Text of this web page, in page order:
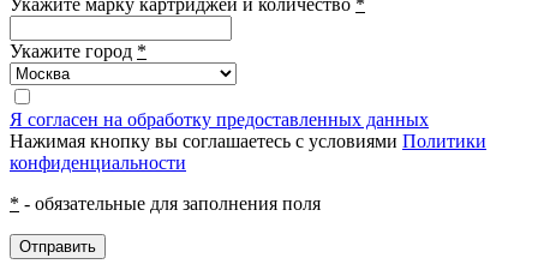
Укажите город *
Я согласен на обработку предоставленных данных
Нажимая кнопку вы соглашаетесь с условиями Политики
конфиденциальности
* - обязательные для заполнения поля
Отправить